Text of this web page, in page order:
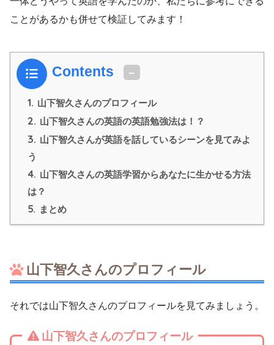
ことがあるかも併せて検証してみます！
Contents
1. 山下智久さんのプロフィール
2. 山下智久さんの英語の英語勉強法は！？
3. 山下智久さんが英語を話しているシーンを見てみよ
う
4. 山下智久さんの英語学習からあなたに生かせる方法
は？
5. まとめ
山下智久さんのプロフィール
それでは山下智久さんのプロフィールを見てみましょう。
山下智久さんのプロフィール